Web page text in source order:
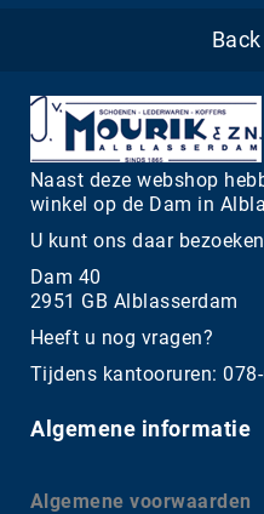
Naast deze webshop
winkel op de Dam in
U kunt ons daar
Dam 40
2951 GB Alblasserdam
Heeft u nog vragen?
Tijdens kantooruren:
Algemene informatie
Algemene voorwaarden